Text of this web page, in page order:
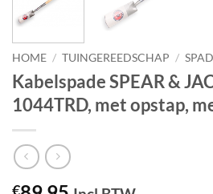
HOME / TUINGEREEDSCHAP /
Kabelspade SPEAR &
1044TRD, met opstap,
€